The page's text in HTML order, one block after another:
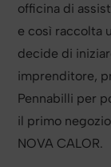
officina di
e così raccolta
decide di
imprenditore,
Pennabilli per
il primo
NOVA CALOR.